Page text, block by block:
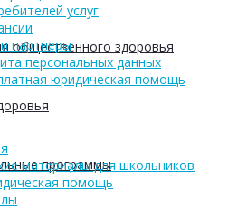
общественного здоровья
программы
услуг
партнеры
персональных данных
юридическая помощь
материалы для школьников
помощь